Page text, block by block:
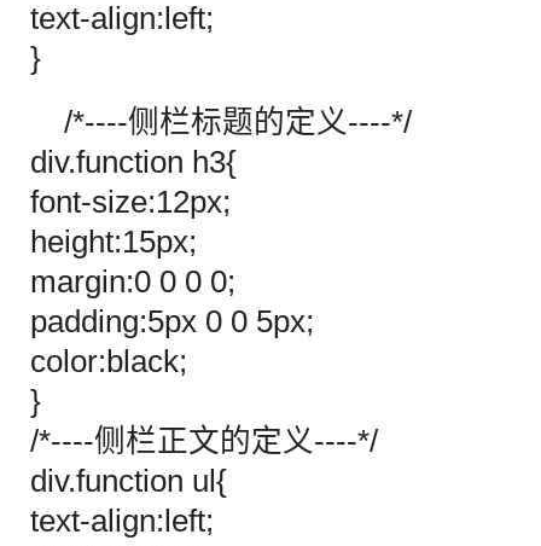
text-align:left;
}
/*----侧栏标题的定义----*/
div.function h3{
font-size:12px;
height:15px;
margin:0 0 0 0;
padding:5px 0 0 5px;
color:black;
}
/*----侧栏正文的定义----*/
div.function ul{
text-align:left;